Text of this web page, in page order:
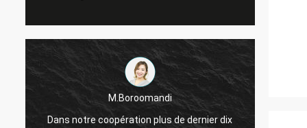
plus de dernier dix
M.Boroomandi
Dans notre coopération plus de